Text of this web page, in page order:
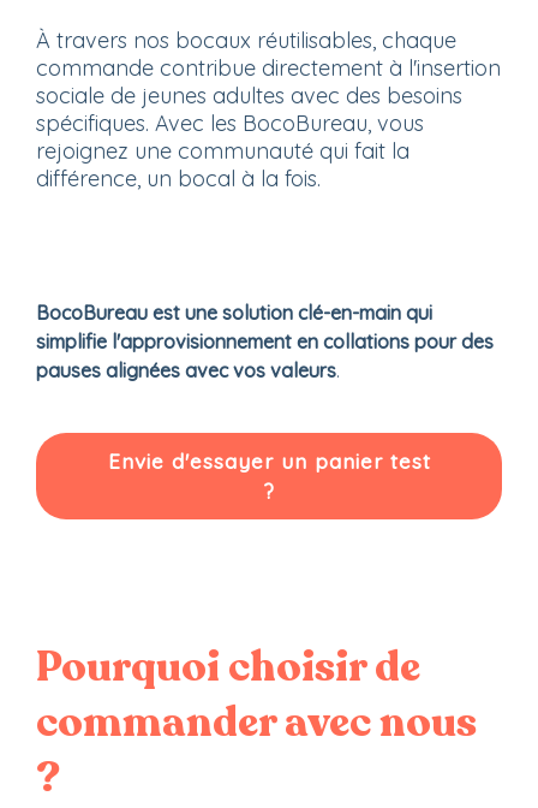
À travers nos bocaux réutilisables, chaque
commande contribue directement à l'insertion
sociale de jeunes adultes avec des besoins
spécifiques. Avec les BocoBureau, vous
rejoignez une communauté qui fait la
différence, un bocal à la fois.
BocoBureau est une solution clé-en-main qui
simplifie l'approvisionnement en collations pour des
pauses alignées avec vos valeurs.
Envie d'essayer un panier test
?
Pourquoi choisir de
commander avec nous
?